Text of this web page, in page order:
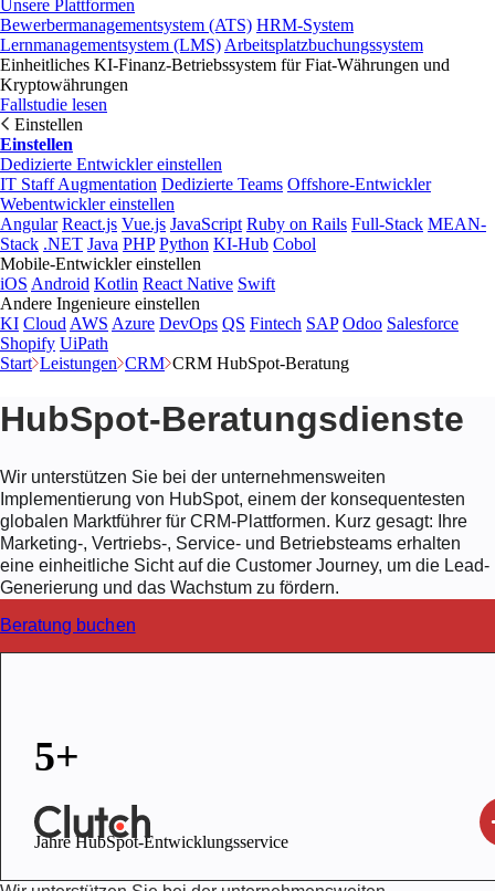
Unsere Plattformen
Bewerbermanagementsystem (ATS) HRM-System
Lernmanagementsystem (LMS) Arbeitsplatzbuchungssystem
Einheitliches KI-Finanz-Betriebssystem für Fiat-Währungen und
Kryptowährungen
Fallstudie lesen
Einstellen
Einstellen
Dedizierte Entwickler einstellen
IT Staff Augmentation Dedizierte Teams Offshore-Entwickler
Webentwickler einstellen
Angular React.js Vue.js JavaScript Ruby on Rails Full-Stack MEAN-
Stack .NET Java PHP Python KI-Hub Cobol
Mobile-Entwickler einstellen
iOS Android Kotlin React Native Swift
Andere Ingenieure einstellen
KI Cloud AWS Azure DevOps QS Fintech SAP Odoo Salesforce
Shopify UiPath
Start Leistungen CRM CRM HubSpot-Beratung
HubSpot-Beratungsdienste
Wir unterstützen Sie bei der unternehmensweiten
Implementierung von HubSpot, einem der konsequentesten
globalen Marktführer für CRM-Plattformen. Kurz gesagt: Ihre
Marketing-, Vertriebs-, Service- und Betriebsteams erhalten
eine einheitliche Sicht auf die Customer Journey, um die Lead-
Generierung und das Wachstum zu fördern.
Beratung buchen
5+
Jahre HubSpot-Entwicklungsservice